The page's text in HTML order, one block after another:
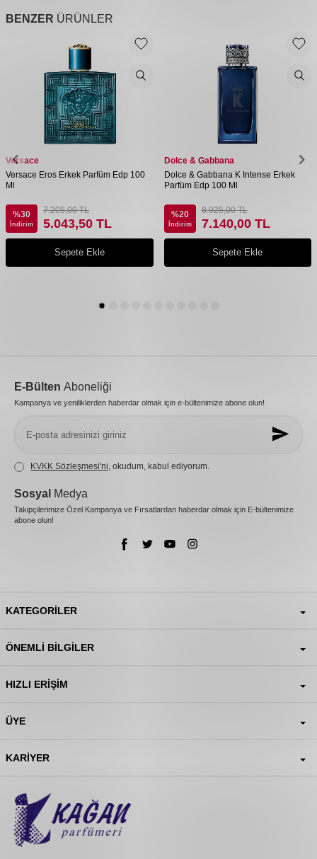
BENZER ÜRÜNLER
Versace
Versace Eros Erkek Parfüm Edp 100
Ml
%30
İndirim
7.205,00TL
5.043,50 TL
Sepete Ekle
Dolce & Gabbana
Dolce & Gabbana K Intense Erkek
Parfüm Edp 100 Ml
%20
İndirim
8.925,00TL
7.140,00TL
Sepete Ekle
E-Bülten Aboneliği
Kampanya ve yeniliklerden haberdar olmak için e-bültenimize abone olun!
KVKK Sözleşmesi'ni , okudum, kabul ediyorum.
Sosyal Medya
Takipçilerimize Özel Kampanya ve Fırsatlardan haberdar olmak için E-bültenimize
abone olun!
KATEGORILER
ÖNEMLI BILGILER
HIZLI ERIŞIM
ÜYE
KARIYER